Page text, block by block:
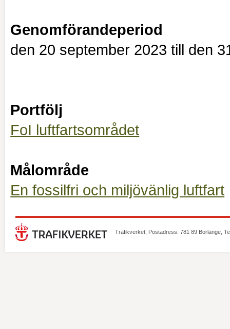
Genomförandeperiod
den 20 september 2023 till den
Portfölj
FoI luftfartsområdet
Målområde
En fossilfri och miljövänlig luftfart
Trafikverket, Postadress: 781 89 Borlänge,